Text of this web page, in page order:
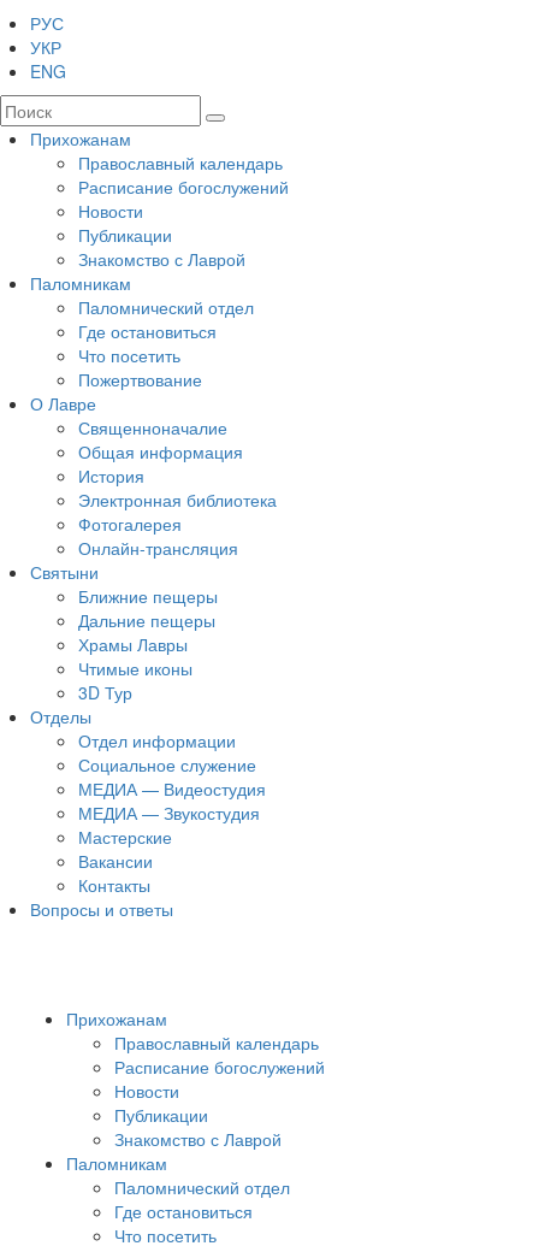
РУС
УКР
ENG
Прихожанам
Православный календарь
Расписание богослужений
Новости
Публикации
Знакомство с Лаврой
Паломникам
Паломнический отдел
Где остановиться
Что посетить
Пожертвование
О Лавре
Священноначалие
Общая информация
История
Электронная библиотека
Фотогалерея
Онлайн-трансляция
Святыни
Ближние пещеры
Дальние пещеры
Храмы Лавры
Чтимые иконы
3D Тур
Отделы
Отдел информации
Социальное служение
МЕДИА — Видеостудия
МЕДИА — Звукостудия
Мастерские
Вакансии
Контакты
Вопросы и ответы
Прихожанам
Православный календарь
Расписание богослужений
Новости
Публикации
Знакомство с Лаврой
Паломникам
Паломнический отдел
Где остановиться
Что посетить